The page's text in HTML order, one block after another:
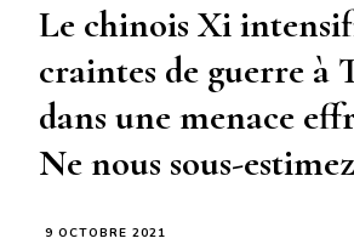
Le chinois Xi
craintes de guerre à
dans une menace
Ne nous sous-
9 OCTOBRE 2021